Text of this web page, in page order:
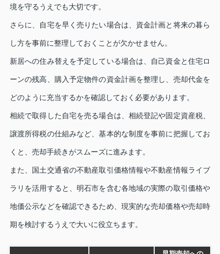
境を守るうえでも大切です。
さらに、自宅を早く売りたい場合は、資金計画と将来の暮ら
し方を事前に整理しておくことが欠かせません。
新居への住み替えを予定している場合は、自己資金と住宅ロ
ーンの残高、購入予定物件の資金計画を整理し、売却代金を
どのように充当するかを確認しておく必要があります。
相続で取得した自宅を売る場合は、相続登記や固定資産税、
譲渡所得税の仕組みなど、基本的な制度を事前に把握してお
くと、売却手続きがスムーズに進みます。
また、国土交通省の不動産取引価格情報や不動産情報ライブ
ラリを活用すると、明石市を含む各地域の実際の取引価格や
地価公示などを確認できるため、現実的な売却価格や売却時
期を検討するうえで大いに役立ちます。